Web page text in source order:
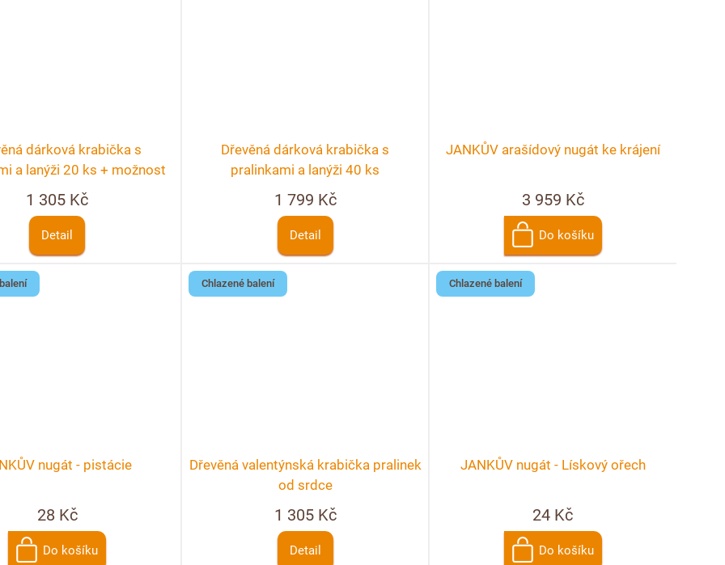
dárková krabička s
a lanýži 20 ks + možnost
personalizace
1 305 Kč
Detail
Dřevěná dárková krabička s
pralinkami a lanýži 40 ks
1 799 Kč
Detail
JANKŮV arašídový nugát ke krájení
3 959 Kč
Do košíku
nugát - pistácie
28 Kč
Do košíku
Chlazené balení
Dřevěná valentýnská krabička pralinek
od srdce
1 305 Kč
Detail
Chlazené balení
JANKŮV nugát - Lískový ořech
24 Kč
Do košíku